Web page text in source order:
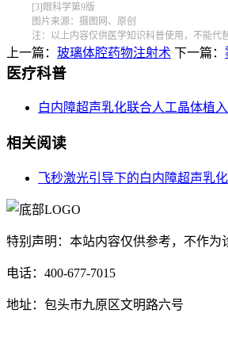
[3]眼科学第9版
图片来源：摄图网、原创
注：以上内容仅供医学知识科普使用，不能代
上一篇： 玻璃体腔药物注射术 下一篇：
医疗科普
白内障超声乳化联合人工晶体植
相关阅读
飞秒激光引导下的白内障超声乳
特别声明：本站内容仅供参考，不作为
电话：400-677-7015
地址：包头市九原区文明路六号